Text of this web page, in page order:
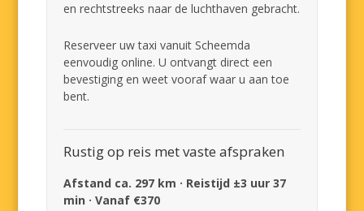
en rechtstreeks naar de luchthaven gebracht.
Reserveer uw taxi vanuit Scheemda
eenvoudig online. U ontvangt direct een
bevestiging en weet vooraf waar u aan toe
bent.
Rustig op reis met vaste afspraken
Afstand ca. 297 km · Reistijd ±3 uur 37
min · Vanaf €370